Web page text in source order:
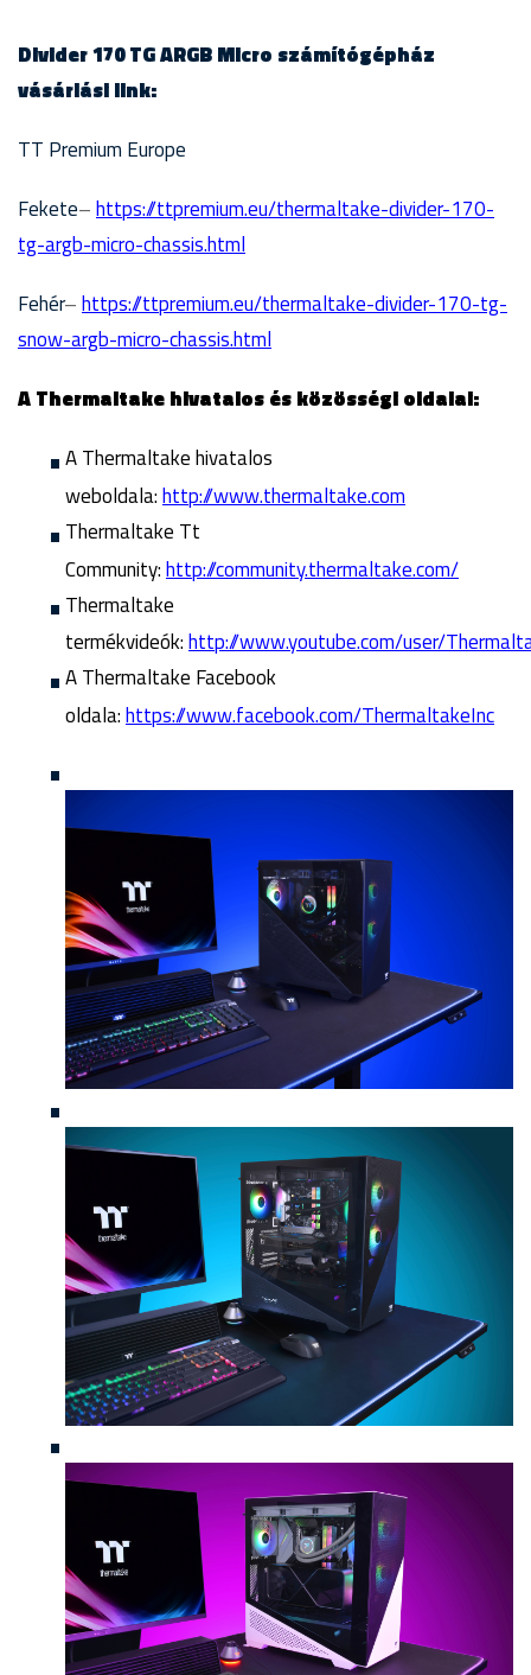
Divider 170 TG ARGB Micro számítógépház
vásárlási link:
TT Premium Europe
Fekete–https://ttpremium.eu/thermaltake-divider-170-
tg-argb-micro-chassis.html
Fehér–https://ttpremium.eu/thermaltake-divider-170-tg-
snow-argb-micro-chassis.html
A Thermaltake hivatalos és közösségi oldalai:
A Thermaltake hivatalos
weboldala:http://www.thermaltake.com
Thermaltake Tt
Community:http://community.thermaltake.com/
Thermaltake
termékvideók:http://www.youtube.com/user/
A Thermaltake Facebook
oldala:https://www.facebook.com/ThermaltakeInc